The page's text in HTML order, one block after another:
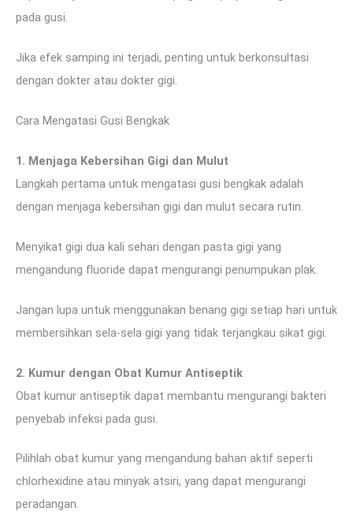
pada gusi.
Jika efek samping ini terjadi, penting untuk berkonsultasi
dengan dokter atau dokter gigi.
Cara Mengatasi Gusi Bengkak
1. Menjaga Kebersihan Gigi dan Mulut
Langkah pertama untuk mengatasi gusi bengkak adalah
dengan menjaga kebersihan gigi dan mulut secara rutin.
Menyikat gigi dua kali sehari dengan pasta gigi yang
mengandung fluoride dapat mengurangi penumpukan plak.
Jangan lupa untuk menggunakan benang gigi setiap hari untuk
membersihkan sela-sela gigi yang tidak terjangkau sikat gigi.
2. Kumur dengan Obat Kumur Antiseptik
Obat kumur antiseptik dapat membantu mengurangi bakteri
penyebab infeksi pada gusi.
Pilihlah obat kumur yang mengandung bahan aktif seperti
chlorhexidine atau minyak atsiri, yang dapat mengurangi
peradangan.